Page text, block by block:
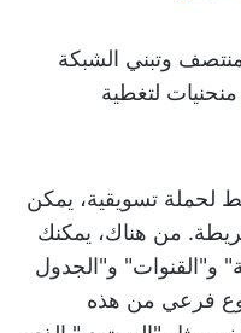
وتبني الشبكة
لتغطية
لحملة تسويقية، يمكن
من هناك، يمكنك
و"القنوات" و"الجدول
فرعي من هذه